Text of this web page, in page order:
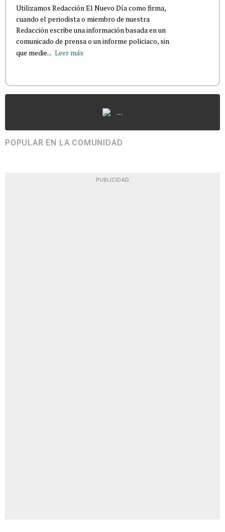
Utilizamos Redacción El Nuevo Día como firma,
cuando el periodista o miembro de nuestra
Redacción escribe una información basada en un
comunicado de prensa o un informe policiaco, sin
que medie... Leer más
...
POPULAR EN LA COMUNIDAD
PUBLICIDAD